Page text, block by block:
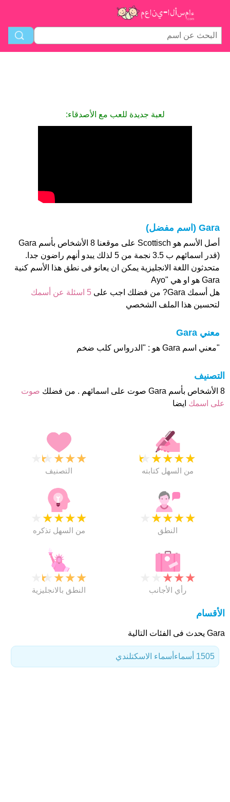
لعبة جديدة للعب مع الأصدقاء:
Gara (اسم مفضل)
أصل الأسم هو Scottisch على موقعنا 8 الأشخاص بأسم Gara
(قدر اسمائهم ب 3.5 نجمة من 5 لذلك يبدو أنهم راضون جدا.
متحدثون اللغة الانجليزية يمكن ان يعانو فى نطق هذا الأسم كنية
Gara هو او هي "Ayo
هل أسمك Gara? من فضلك اجب على
5 اسئلة عن أسمك
لتحسين هذا الملف الشخصي
معني Gara
"معني اسم Gara هو : "الدرواس كلب ضخم
التصنيف
8 الأشخاص بأسم Gara صوت على اسمائهم . من فضلك
صوت
على اسمك ايضا
★
★
★
★
التصنيف
★
★
★
★
★
من السهل كتابته
★
★
★
★
من السهل تذكره
★
★
★
★
النطق
★
★
★
★
النطق بالانجليزية
★
★
★
رأي الأجانب
الأقسام
Gara يحدث فى الفئات التالية
أسماء الاسكتلندي 1505 أسماء